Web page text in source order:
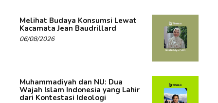
Melihat Budaya Konsumsi Lewat
Kacamata Jean Baudrillard
06/08/2026
Muhammadiyah dan NU: Dua
Wajah Islam Indonesia yang Lahir
dari Kontestasi Ideologi